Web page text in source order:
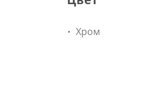
Хром